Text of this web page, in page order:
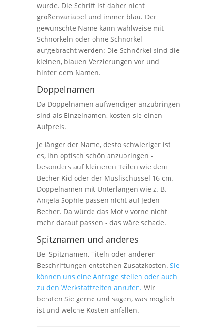
wurde. Die Schrift ist daher nicht
größenvariabel und immer blau. Der
gewünschte Name kann wahlweise mit
Schnörkeln oder ohne Schnörkel
aufgebracht werden: Die Schnörkel sind die
kleinen, blauen Verzierungen vor und
hinter dem Namen.
Doppelnamen
Da Doppelnamen aufwendiger anzubringen
sind als Einzelnamen, kosten sie einen
Aufpreis.
Je länger der Name, desto schwieriger ist
es, ihn optisch schön anzubringen -
besonders auf kleineren Teilen wie dem
Becher Kid oder der Müslischüssel 16 cm.
Doppelnamen mit Unterlängen wie z. B.
Angela Sophie passen nicht auf jeden
Becher. Da würde das Motiv vorne nicht
mehr darauf passen - das wäre schade.
Spitznamen und anderes
Bei Spitznamen, Titeln oder anderen
Beschriftungen entstehen Zusatzkosten. Sie
können uns eine Anfrage stellen oder auch
zu den Werkstattzeiten anrufen. Wir
beraten Sie gerne und sagen, was möglich
ist und welche Kosten anfallen.